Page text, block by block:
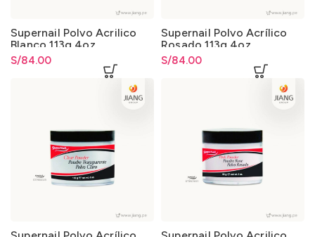
Supernail Polvo Acrilico
Blanco 113g 4oz
S/84.00
Supernail Polvo Acrílico
Rosado 113g 4oz
S/84.00